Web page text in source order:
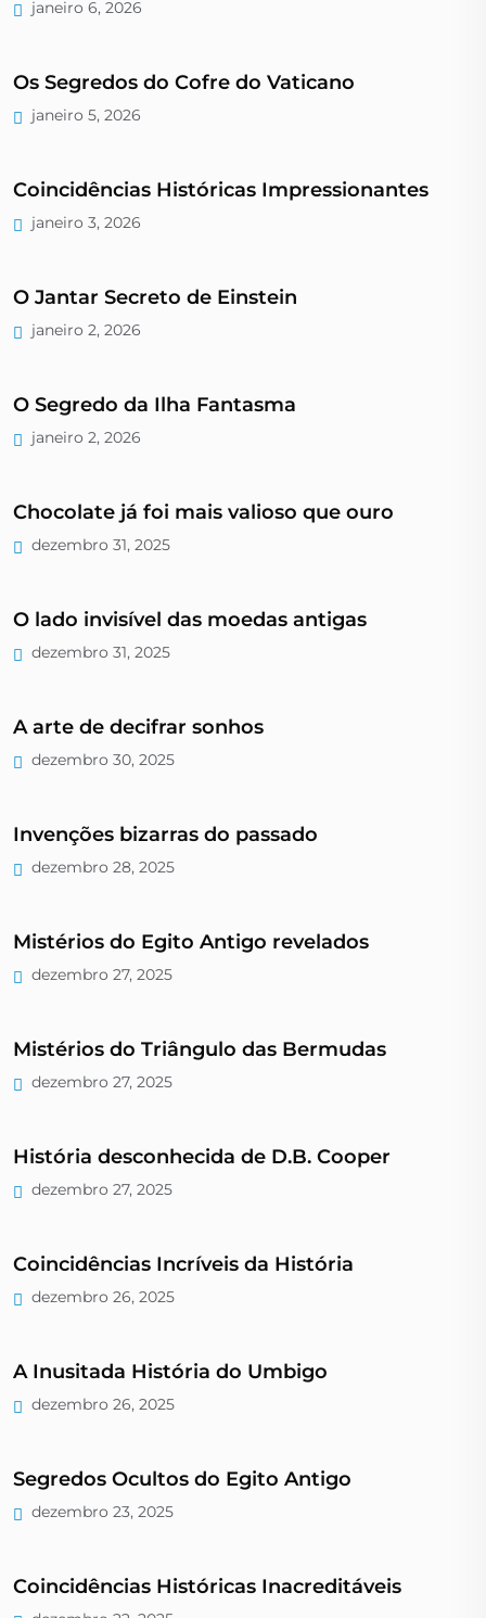
janeiro 6, 2026
Os Segredos do Cofre do Vaticano
janeiro 5, 2026
Coincidências Históricas Impressionantes
janeiro 3, 2026
O Jantar Secreto de Einstein
janeiro 2, 2026
O Segredo da Ilha Fantasma
janeiro 2, 2026
Chocolate já foi mais valioso que ouro
dezembro 31, 2025
O lado invisível das moedas antigas
dezembro 31, 2025
A arte de decifrar sonhos
dezembro 30, 2025
Invenções bizarras do passado
dezembro 28, 2025
Mistérios do Egito Antigo revelados
dezembro 27, 2025
Mistérios do Triângulo das Bermudas
dezembro 27, 2025
História desconhecida de D.B. Cooper
dezembro 27, 2025
Coincidências Incríveis da História
dezembro 26, 2025
A Inusitada História do Umbigo
dezembro 26, 2025
Segredos Ocultos do Egito Antigo
dezembro 23, 2025
Coincidências Históricas Inacreditáveis